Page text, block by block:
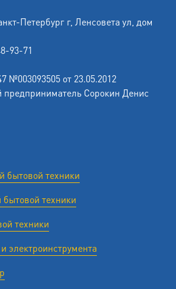
Петербург г, Ленсовета ул, дом
93-71
№003093505 от 23.05.2012
Сорокин Денис
бытовой техники
техники
техники
электроинструмента